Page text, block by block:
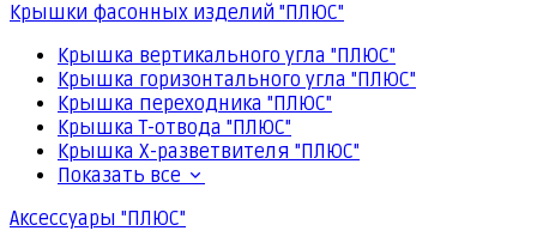
Крышки фасонных изделий "ПЛЮС"
Крышка вертикального угла "ПЛЮС"
Крышка горизонтального угла "ПЛЮС"
Крышка переходника "ПЛЮС"
Крышка Т-отвода "ПЛЮС"
Крышка Х-разветвителя "ПЛЮС"
Показать все
Аксессуары "ПЛЮС"